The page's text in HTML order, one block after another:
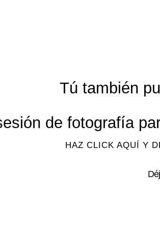
Tú también
de fotografía
HAZ CLICK AQUÍ Y